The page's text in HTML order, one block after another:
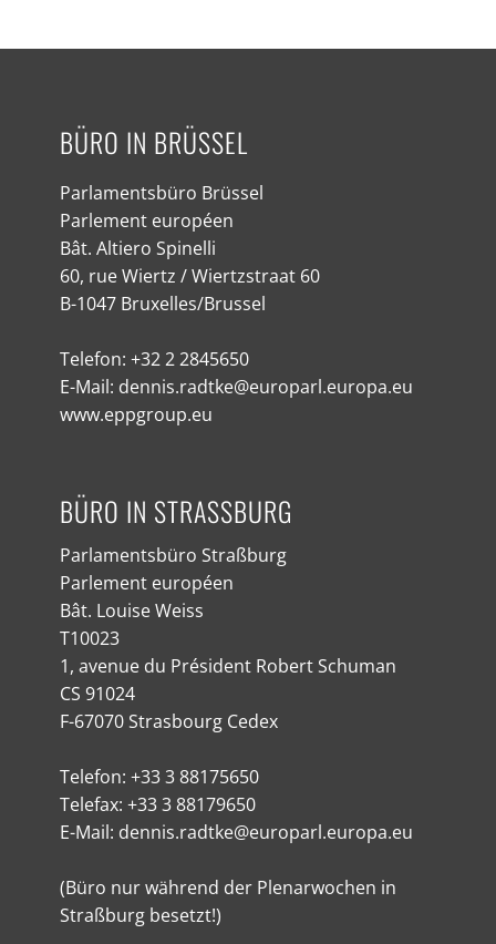
BÜRO IN BRÜSSEL
Parlamentsbüro Brüssel
Parlement européen
Bât. Altiero Spinelli
60, rue Wiertz / Wiertzstraat 60
B-1047 Bruxelles/Brussel
Telefon: +32 2 2845650
E-Mail: dennis.radtke@europarl.europa.eu
www.eppgroup.eu
BÜRO IN STRASSBURG
Parlamentsbüro Straßburg
Parlement européen
Bât. Louise Weiss
T10023
1, avenue du Président Robert Schuman
CS 91024
F-67070 Strasbourg Cedex
Telefon: +33 3 88175650
Telefax: +33 3 88179650
E-Mail: dennis.radtke@europarl.europa.eu
(Büro nur während der Plenarwochen in
Straßburg besetzt!)